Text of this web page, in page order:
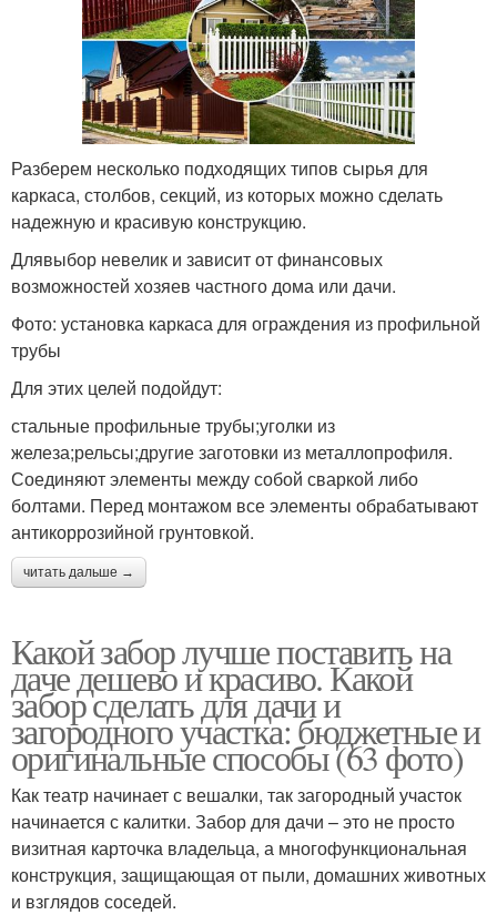
Разберем несколько подходящих типов сырья для
каркаса, столбов, секций, из которых можно сделать
надежную и красивую конструкцию.
Длявыбор невелик и зависит от финансовых
возможностей хозяев частного дома или дачи.
Фото: установка каркаса для ограждения из профильной
трубы
Для этих целей подойдут:
стальные профильные трубы;уголки из
железа;рельсы;другие заготовки из металлопрофиля.
Соединяют элементы между собой сваркой либо
болтами. Перед монтажом все элементы обрабатывают
антикоррозийной грунтовкой.
читать дальше →
Какой забор лучше поставить на
даче дешево и красиво. Какой
забор сделать для дачи и
загородного участка: бюджетные и
оригинальные способы (63 фото)
Как театр начинает с вешалки, так загородный участок
начинается с калитки. Забор для дачи – это не просто
визитная карточка владельца, а многофункциональная
конструкция, защищающая от пыли, домашних животных
и взглядов соседей.